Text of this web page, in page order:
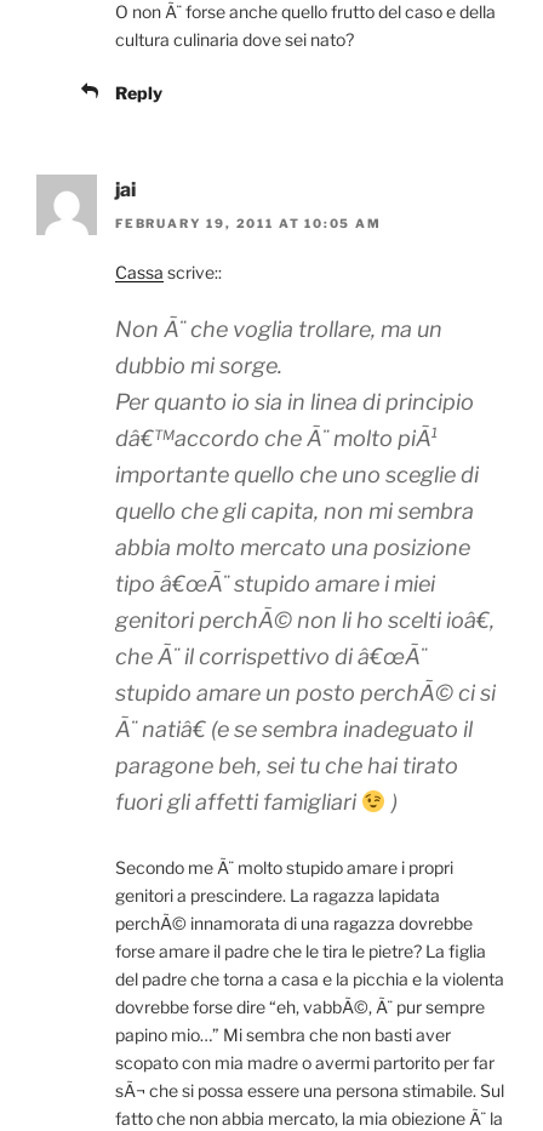
O non Ã¨ forse anche quello frutto del caso e della
cultura culinaria dove sei nato?
Reply
jai
FEBRUARY 19, 2011 AT 10:05 AM
Cassa scrive::
Non Ã¨ che voglia trollare, ma un
dubbio mi sorge.
Per quanto io sia in linea di principio
dâ€™accordo che Ã¨ molto piÃ¹
importante quello che uno sceglie di
quello che gli capita, non mi sembra
abbia molto mercato una posizione
tipo â€œÃ¨ stupido amare i miei
genitori perchÃ© non li ho scelti ioâ€,
che Ã¨ il corrispettivo di â€œÃ¨
stupido amare un posto perchÃ© ci si
Ã¨ natiâ€ (e se sembra inadeguato il
paragone beh, sei tu che hai tirato
fuori gli affetti famigliari
)
Secondo me Ã¨ molto stupido amare i propri
genitori a prescindere. La ragazza lapidata
perchÃ© innamorata di una ragazza dovrebbe
forse amare il padre che le tira le pietre? La figlia
del padre che torna a casa e la picchia e la violenta
dovrebbe forse dire “eh, vabbÃ©, Ã¨ pur sempre
papino mio…” Mi sembra che non basti aver
scopato con mia madre o avermi partorito per far
sÃ¬ che si possa essere una persona stimabile. Sul
fatto che non abbia mercato, la mia obiezione Ã¨ la